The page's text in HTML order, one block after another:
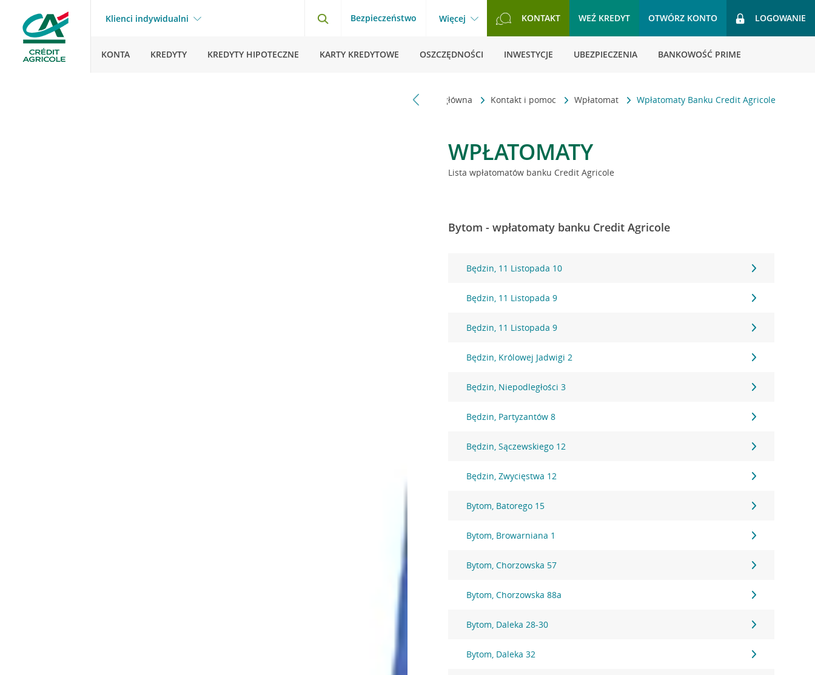
Klienci indywidualni Bezpieczeństwo Więcej KONTAKT WEŹ KREDYT OTWÓRZ KONTO LOGOWANIE
KONTA KREDYTY KREDYTY HIPOTECZNE KARTY KREDYTOWE OSZCZĘDNOŚCI INWESTYCJE UBEZPIECZENIA BANKOWOŚĆ PRIME
Strona główna Kontakt i pomoc Wpłatomat Wpłatomaty Banku Credit Agricole
WPŁATOMATY
Lista wpłatomatów banku Credit Agricole
Bytom - wpłatomaty banku Credit Agricole
Będzin, 11 Listopada 10
Będzin, 11 Listopada 9
Będzin, 11 Listopada 9
Będzin, Królowej Jadwigi 2
Będzin, Niepodległości 3
Będzin, Partyzantów 8
Będzin, Sączewskiego 12
Będzin, Zwycięstwa 12
Bytom, Batorego 15
Bytom, Browarniana 1
Bytom, Chorzowska 57
Bytom, Chorzowska 88a
Bytom, Daleka 28-30
Bytom, Daleka 32